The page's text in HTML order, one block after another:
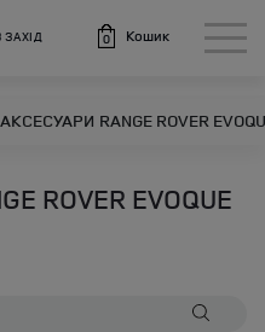
ЗАХІД 0 Кошик
АКСЕСУАРИ RANGE ROVER
ROVER EVOQUE